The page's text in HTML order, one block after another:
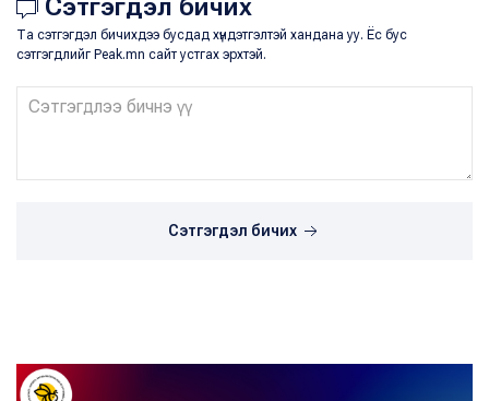
Сэтгэгдэл бичих
Та сэтгэгдэл бичихдээ бусдад хүндэтгэлтэй хандана уу. Ёс бус
сэтгэгдлийг Peak.mn сайт устгах эрхтэй.
Сэтгэгдэл бичих